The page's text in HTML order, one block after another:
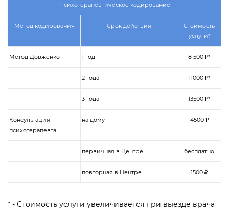
Психотерапевтическое кодирование
Метод кодирования Срок действия
Стоимость
услуги*
Метод Довженко 1 год 8 500 ₽*
2 года 11000 ₽*
3 года 13500 ₽*
Консультация
психотерапевта
на дому 4500 ₽
первичная в Центре бесплатно
повторная в Центре 1500 ₽
* - Стоимость услуги увеличивается при выезде врача